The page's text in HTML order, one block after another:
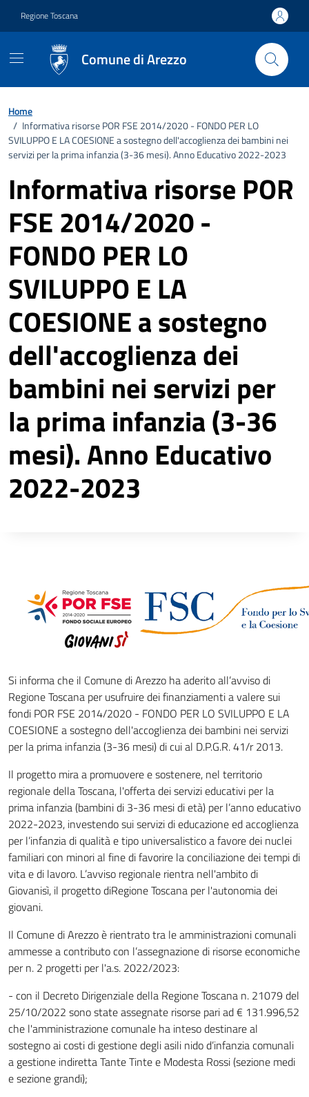
Regione Toscana
Comune di Arezzo
Home
/ Informativa risorse POR FSE 2014/2020 - FONDO PER LO
SVILUPPO E LA COESIONE a sostegno dell'accoglienza dei bambini nei
servizi per la prima infanzia (3-36 mesi). Anno Educativo 2022-2023
Informativa risorse POR
FSE 2014/2020 -
FONDO PER LO
SVILUPPO E LA
COESIONE a sostegno
dell'accoglienza dei
bambini nei servizi per
la prima infanzia (3-36
mesi). Anno Educativo
2022-2023
Si informa che il Comune di Arezzo ha aderito all’avviso di
Regione Toscana per usufruire dei finanziamenti a valere sui
fondi POR FSE 2014/2020 - FONDO PER LO SVILUPPO E LA
COESIONE a sostegno dell'accoglienza dei bambini nei servizi
per la prima infanzia (3-36 mesi) di cui al D.P.G.R. 41/r 2013.
Il progetto mira a promuovere e sostenere, nel territorio
regionale della Toscana, l'offerta dei servizi educativi per la
prima infanzia (bambini di 3-36 mesi di età) per l’anno educativo
2022-2023, investendo sui servizi di educazione ed accoglienza
per l’infanzia di qualità e tipo universalistico a favore dei nuclei
familiari con minori al fine di favorire la conciliazione dei tempi di
vita e di lavoro. L’avviso regionale rientra nell'ambito di
Giovanisì, il progetto diRegione Toscana per l'autonomia dei
giovani.
Il Comune di Arezzo è rientrato tra le amministrazioni comunali
ammesse a contributo con l’assegnazione di risorse economiche
per n. 2 progetti per l'a.s. 2022/2023:
- con il Decreto Dirigenziale della Regione Toscana n. 21079 del
25/10/2022 sono state assegnate risorse pari ad € 131.996,52
che l'amministrazione comunale ha inteso destinare al
sostegno ai costi di gestione degli asili nido d’infanzia comunali
a gestione indiretta Tante Tinte e Modesta Rossi (sezione medi
e sezione grandi);